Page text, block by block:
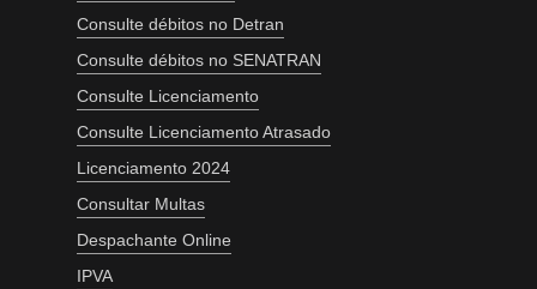
Consulte débitos no Detran
Consulte débitos no SENATRAN
Consulte Licenciamento
Consulte Licenciamento Atrasado
Licenciamento 2024
Consultar Multas
Despachante Online
IPVA